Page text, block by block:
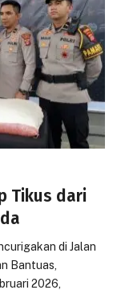
Tikus dari
di Jalan
Bantuas,
2026,